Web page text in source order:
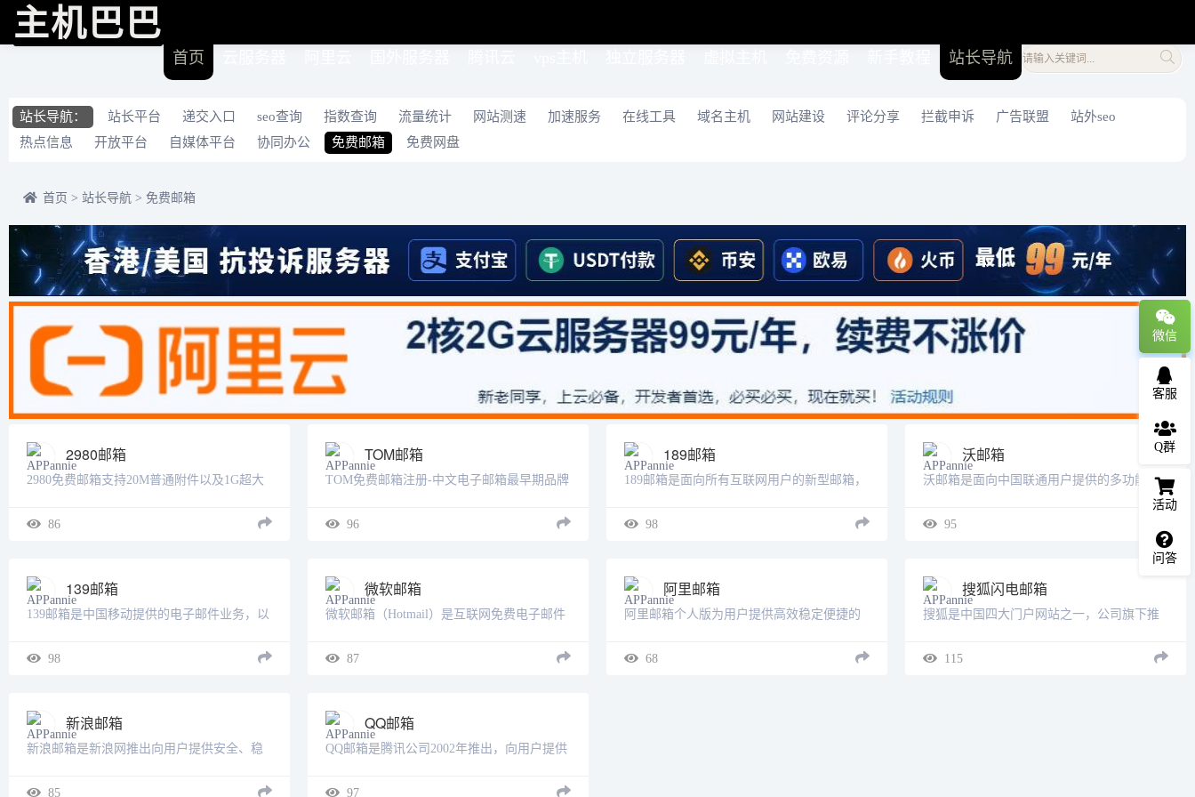
主机巴巴
首页 站长导航
站长导航： 站长平台 递交入口 seo查询 指数查询 流量统计 网站测速 加速服务 在线工具 域名主机 网站建设 评论分享 拦截申诉 广告联盟
站外seo
热点信息
开放平台 自媒体平台 协同办公 免费邮箱 免费网盘
首页 > 站长导航 > 免费邮箱
2980邮箱
2980免费邮箱支持20M普通附件以及1G超大
端以及安卓客户端上使用。设有独立海外服
86
TOM邮箱
TOM免费邮箱注册-中文电子邮箱最早期品牌
道，多通道7*24小时客户服务。邮箱支持各
96
189邮箱
189邮箱是面向所有互联网用户的新型邮箱，
三，仅次于网易邮箱，QQ邮箱。189邮箱提
98
沃邮箱
沃邮箱是面向中国联通用户提供的多功能邮
件服务。它能提供大容量的邮箱空间和网络
硬盘空间、邮件到达通知、短信、彩信、日
程提醒以及PushMail手机客户端等服务。......
95
139邮箱
139邮箱是中国移动提供的电子邮件业务，以
时提醒,同时提供WEB、WAP、短彩信、APP
98
微软邮箱
微软邮箱（Hotmail）是互联网免费电子邮件
浏览器对其进行读取，收发电子邮件。它于
87
阿里邮箱
阿里邮箱个人版为用户提供高效稳定便捷的
件，60G容量，您可以在电脑网页、手机端注
68
搜狐闪电邮箱
搜狐是中国四大门户网站之一，公司旗下推
之一。sohu邮箱分别有sohu免费邮箱，
115
新浪邮箱
新浪邮箱是新浪网推出向用户提供安全、稳
新浪邮箱，提供以@sina.com和@sina.cn为后
85
QQ邮箱
QQ邮箱是腾讯公司2002年推出，向用户提供
箱产品，已为超过1亿的邮箱用户提供免费和
97
微信
客服
Q群
活动
问答